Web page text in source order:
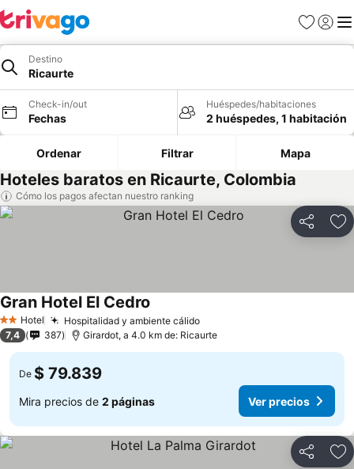
Favoritos
Iniciar
Destino
Ricaurte
Check-in/out
Fechas
Huéspedes/habitaciones
2 huéspedes, 1 habitación
Ordenar Filtrar Mapa
Hoteles baratos en Ricaurte, Colombia
Cómo los pagos afectan nuestro ranking
Compartir
2 Estrellas
Hotel Hospitalidad y ambiente cálido
Gran Hotel El Cedro
7,4 387 Girardot, a 4.0 km de: Ricaurte
De $ 79.839
Mira precios de 2 páginas Ver precios
Compartir